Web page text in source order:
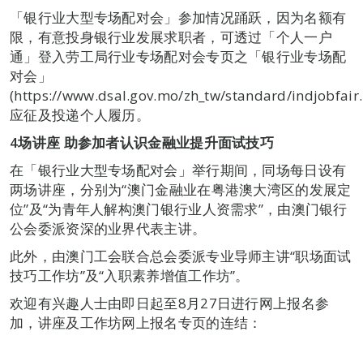
「银行业大型专场配对会」参加情况踊跃，因为名额有
限，有意投身银行业发展求职者，可透过「个人一户
通」登入劳工局行业专场配对会专页之「银行业专场配
对会」
(https://www.dsal.gov.mo/zh_tw/standard/
应征及投递个人履历。
4场讲座 助参加者认识金融业提升面试技巧
在「银行业大型专场配对会」举行期间，同场每日设有
两场讲座，分别为“澳门金融业在粤港澳大湾区的发展定
位”及“为青年人解构澳门银行业人资需求”，由澳门银行
公会委派资深的业界代表主讲。
此外，由澳门工会联合总会委派专业导师主讲“职场面试
技巧工作坊”及“入职素养增值工作坊”。
欢迎有兴趣人士由即日起至8月27日进行网上报名参
加，讲座及工作坊网上报名专页的连结：